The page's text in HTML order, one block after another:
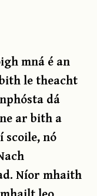
mná é an
le theacht
dá
ar bith a
scoile, nó
Níor mhaith